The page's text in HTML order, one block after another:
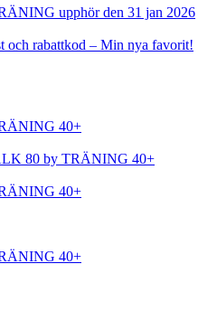
upphör den 31 jan 2026
rabattkod – Min nya favorit!
40+
80 by TRÄNING 40+
40+
40+